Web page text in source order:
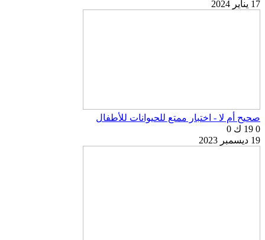
17 يناير 2024
صحيح أم لا - اختبار ممتع للحيوانات للأطفال
0 19 ك
0
19 ديسمبر 2023